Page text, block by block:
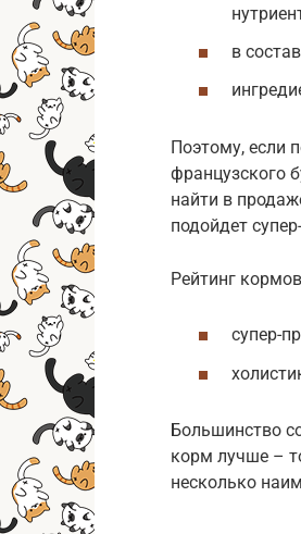
в
Поэтому, если
французского
найти в
подойдет
Рейтинг
супер-
Большинство
корм лучше –
несколько